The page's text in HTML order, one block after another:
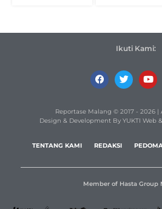
Ikuti Kami:
Reportase Malang © 2017 - 2026 |
Design & Development By YUKTI Web
TENTANG KAMI REDAKSI
Member of Hasta Group